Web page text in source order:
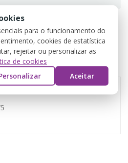
DEL PRODOTTO
para o funcionamento do
cookies de estatística
rejeitar ou personalizar as
de cookies
Aceitar